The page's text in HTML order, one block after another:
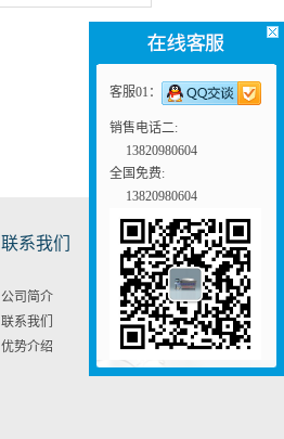
联系我们
公司简介
联系我们
优势介绍
客服01：
销售电话二:
13820980604
全国免费:
13820980604